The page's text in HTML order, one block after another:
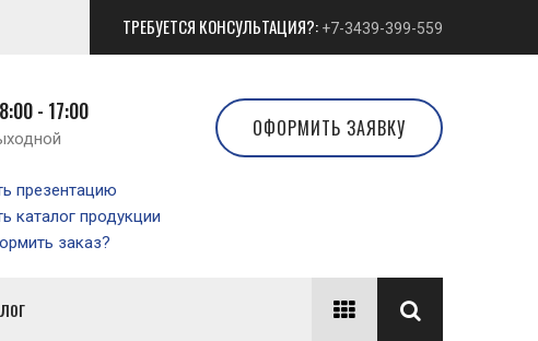
ТРЕБУЕТСЯ КОНСУЛЬТАЦИЯ?: +7-3439-399-559
- 17:00
презентацию
каталог продукции
заказ?
ОФОРМИТЬ ЗАЯВКУ